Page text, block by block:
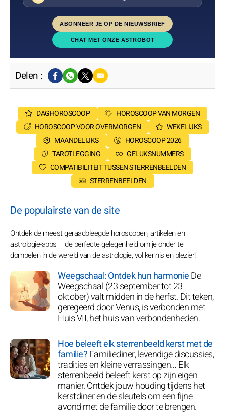
ABONNEER JE OP DE NIEUWSBRIEF
CHAT MET ONZE ASTROBOT
Delen :
DAGHOROSCOOP
HOROSCOOP VAN MORGEN
HOROSCOOP VOOR OVERMORGEN
WEKELIJKS
MAANDELIJKS
HOROSCOOP 2026
TAROTLEGGING
GELUKSNUMMERS
COMPATIBILITEIT TUSSEN STERRENBEELDEN
STERRENBEELDEN
De populairste van de site
Ontdek de meest geraadpleegde horoscopen, artikelen en
astrologie-apps – de perfecte gelegenheid om je onder te
dompelen in de wereld van de astrologie, vol kennis en plezier!
Weegschaal: Ontdek hun harmonieDe
Weegschaal (23 september tot 23
oktober) valt midden in de herfst. Dit teken,
geregeerd door Venus, is verbonden met
Huis VII, het huis van verbondenheden.
Hoe beleeft elk sterrenbeeld kerst met de
familie?Familiediner, levendige discussies,
tradities en kleine verrassingen… Elk
sterrenbeeld beleeft kerst op zijn eigen
manier. Ontdek jouw houding tijdens het
kerstdiner en de sleutels om een fijne
avond met de familie door te brengen.